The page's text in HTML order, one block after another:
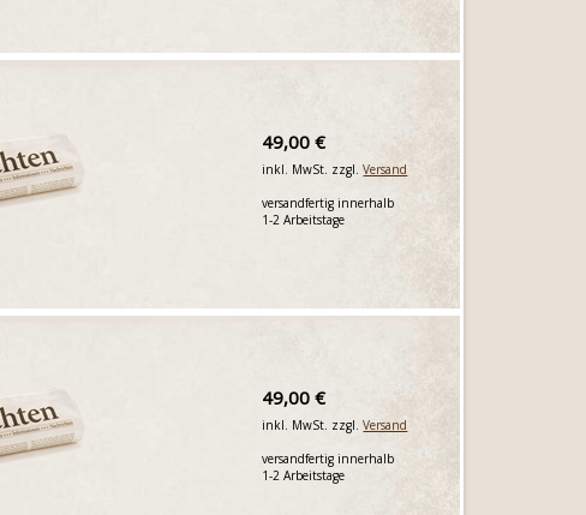
49,00 €
inkl. MwSt. zzgl.Versand
versandfertig innerhalb
1-2 Arbeitstage
49,00 €
inkl. MwSt. zzgl.Versand
versandfertig innerhalb
1-2 Arbeitstage